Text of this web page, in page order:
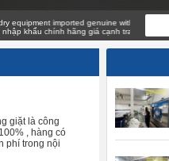
imported genuine with
chính hãng giá cạnh tranh
giặt là công
, hàng có
phí trong nội